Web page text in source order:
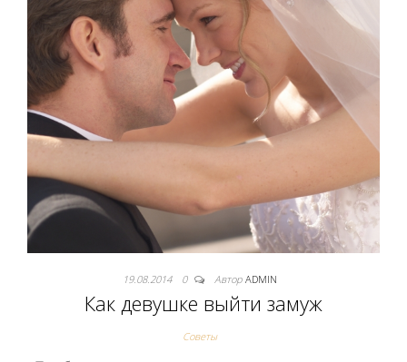
19.08.2014 0 Автор ADMIN
Как девушке выйти замуж
Советы